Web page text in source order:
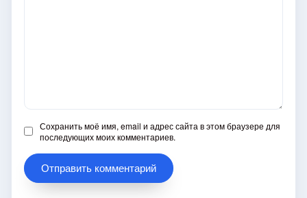
Сохранить моё имя, email и адрес сайта в этом браузере для
последующих моих комментариев.